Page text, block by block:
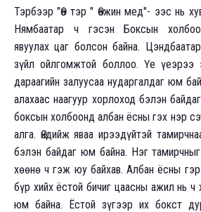
Тэрбээр "Өө тэр " Өөжин мед"- ээс нь
Нямбаатар ч гэсэн Боксын
явуулах цаг болсон байна.
зүйл ойлгомжтой боллоо. Үе үеэрээ
дараагийн залуусаа нударгалдаг юм
алахаас наагуур хорлоход бэлэн
боксын холбоонд албан ёсны гэх нэр
алга. Өндийж яваа ирээдүйтэй
бэлэн байдаг юм байна. Нэг
хөөнө ч гэж юу байхав. Албан ёсны
бүр хийх ёстой бичиг цаасны ажил нь ч
юм байна. Ёстой зүгээр их бокст